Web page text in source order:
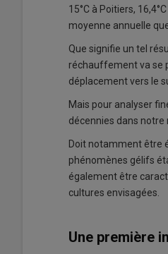
15°C à Poitiers,
moyenne annuelle
Que signifie un tel
réchauffement va se
déplacement vers le
Mais pour analyser
décennies dans notre
Doit notamment être
phénomènes gélifs
également être
cultures envisagées.
Une première